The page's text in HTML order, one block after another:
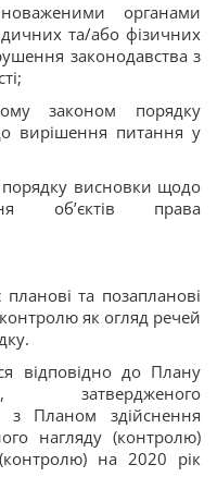
органами
та/або фізичних
законодавства з
законом порядку
вирішення питання у
висновки щодо
об’єктів права
та позапланові
як огляд речей
відповідно до Плану
затвердженого
з Планом здійснення
нагляду (контролю)
на 2020 рік